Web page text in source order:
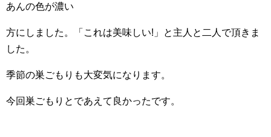
あんの色が濃い
方にしました。「これは美味しい!」と主人と二人で頂きま
した。
季節の巣ごもりも大変気になります。
今回巣ごもりとであえて良かったです。